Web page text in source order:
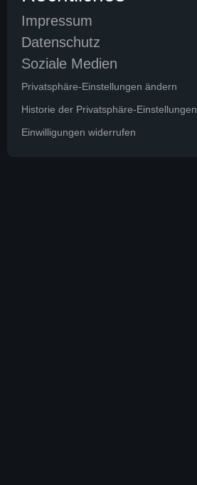
Impressum
Datenschutz
Soziale Medien
Privatsphäre-Einstellungen ändern
Historie der Privatsphäre-Einstellungen
Einwilligungen widerrufen